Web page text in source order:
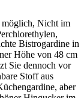
möglich, Nicht im
Bistrogardine in
Höhe von 48 cm
Sie dennoch vor
Stoff aus
aber